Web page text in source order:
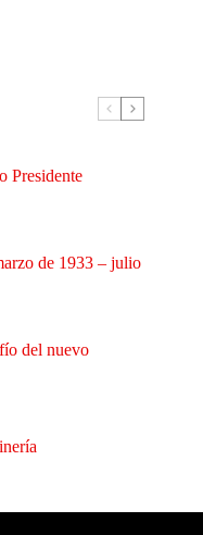
Presidente
de 1933 – julio
del nuevo